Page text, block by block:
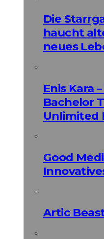
Die
haucht
neues
Enis Kara
Bachelor
Unlimited
Good
Artic